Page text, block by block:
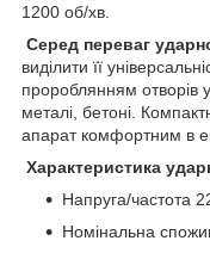
1200 об/хв.
Серед переваг
виділити її
пророблянням отворів у
металі, бетоні.
апарат комфортним в
Характеристика
Напруга/частота
Номінальна